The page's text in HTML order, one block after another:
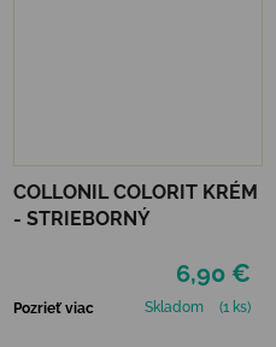
COLLONIL COLORIT KRÉM
- STRIEBORNÝ
6,90 €
Pozrieť viac Skladom (1 ks)